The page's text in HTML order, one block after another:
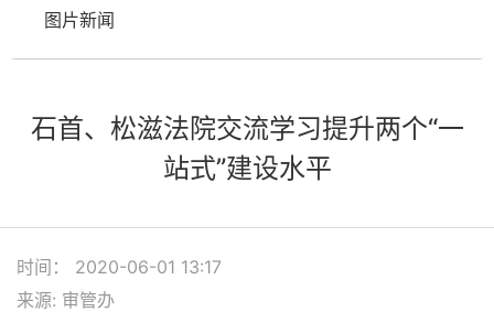
图片新闻
石首、松滋法院交流学习提升两个“一
站式”建设水平
时间： 2020-06-01 13:17
来源: 审管办